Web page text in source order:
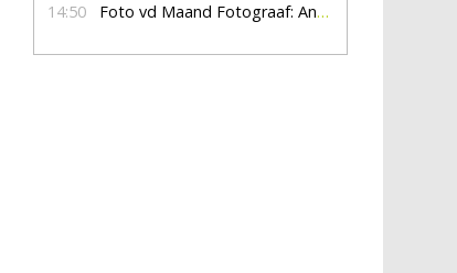
14:50 Foto vd Maand Fotograaf: Anna Jalving